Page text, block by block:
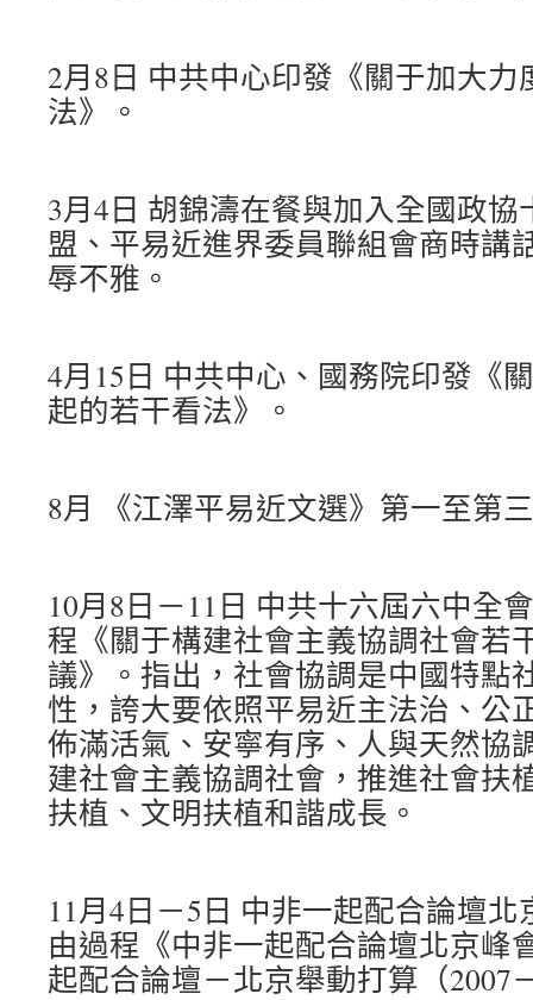
2月8日 中共中心印發《關于加大
法》。
3月4日 胡錦濤在餐與加入全國政
盟、平易近進界委員聯組會商時講
辱不雅。
4月15日 中共中心、國務院印發《
起的若干看法》。
8月 《江澤平易近文選》第一至第
10月8日－11日 中共十六屆六中全
程《關于構建社會主義協調社會若
議》。指出，社會協調是中國特點
性，誇大要依照平易近主法治、公
佈滿活氣、安寧有序、人與天然協
建社會主義協調社會，推進社會扶
扶植、文明扶植和諧成長。
11月4日－5日 中非一起配合論壇
由過程《中非一起配合論壇北京峰
起配合論壇－北京舉動打算（2007